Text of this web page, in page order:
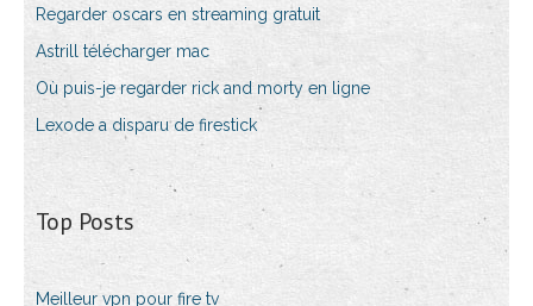
Regarder oscars en streaming gratuit
Astrill télécharger mac
Où puis-je regarder rick and morty en ligne
Lexode a disparu de firestick
Top Posts
Meilleur vpn pour fire tv